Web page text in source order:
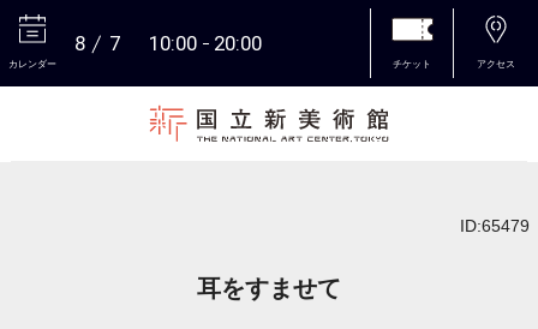
カレンダー
8 7 10:00 20:00
チケット アクセス
ID:65479
耳をすませて